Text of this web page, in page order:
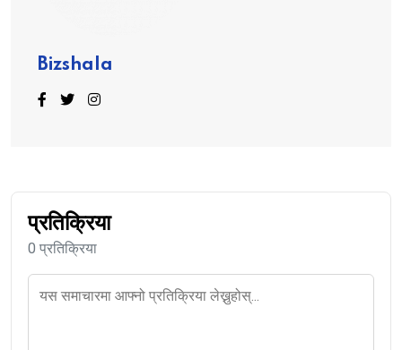
Bizshala
प्रतिक्रिया
0 प्रतिक्रिया